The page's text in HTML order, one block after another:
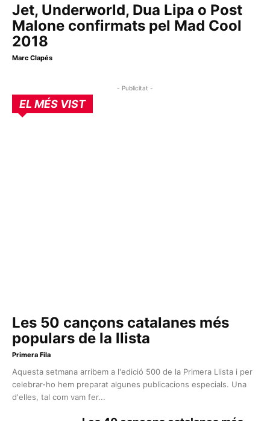
Jet, Underworld, Dua Lipa o Post
Malone confirmats pel Mad Cool
2018
Marc Clapés
- Publicitat -
EL MÉS VIST
Les 50 cançons catalanes més
populars de la llista
Primera Fila
Aquesta setmana arribem a l'edició 500 de la Primera Llista i per
celebrar-ho hem preparat algunes publicacions especials. Una
d'elles, tal com vam fer...